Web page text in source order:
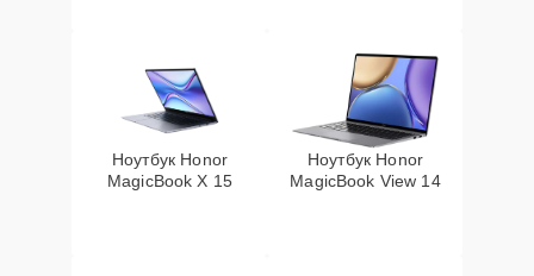
Ноутбук Honor
MagicBook X 15
Ноутбук Honor
MagicBook View 14